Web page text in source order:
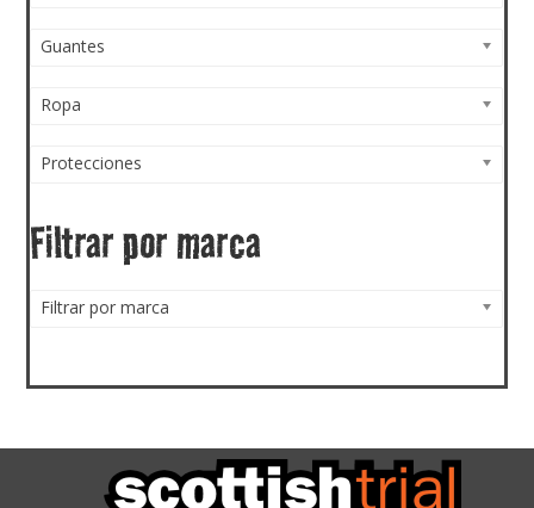
Guantes
Ropa
Protecciones
Filtrar por marca
Filtrar por marca